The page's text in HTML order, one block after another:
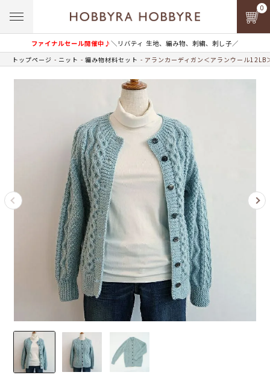
ファイナルセール開催中♪＼リバティ 生地、編み物、刺繍、刺し子／
0
トップページ ニット 編み物材料セット アランカーディガン＜アランウール12LB